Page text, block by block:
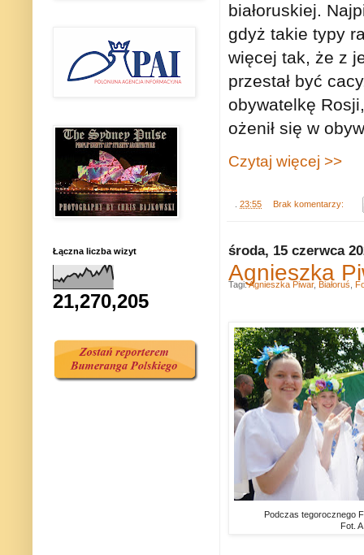
białoruskiej.
gdyż takie typy
więcej tak, że z
przestał być
obywatelkę
ożenił się w
Czytaj więcej >>
23:55 Brak komentarzy:
środa, 15 czerwca
Agnieszka
Podczas tegorocznego
Fot.
Tagi:Agnieszka Piwar, Białoruś
Łączna liczba wizyt
21,270,205